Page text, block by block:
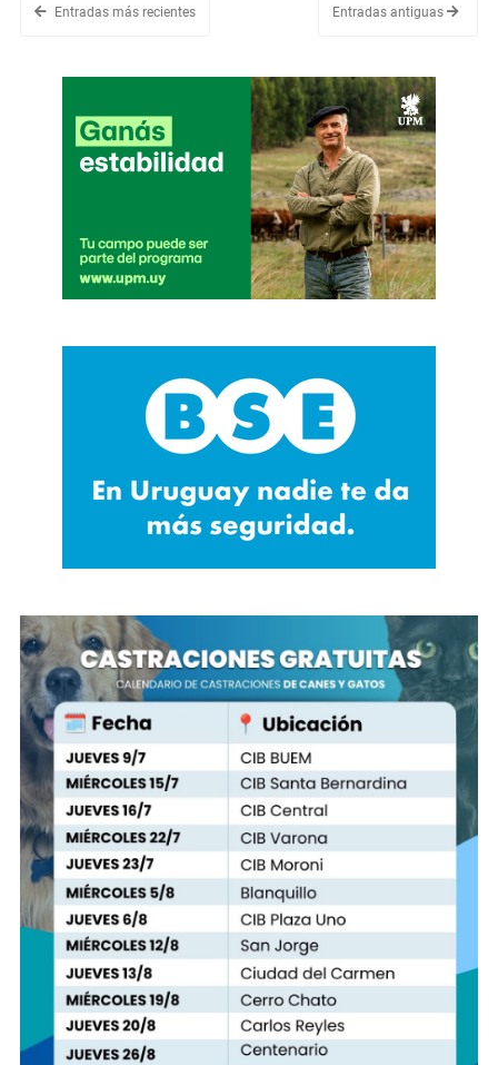
Entradas más recientes Entradas antiguas